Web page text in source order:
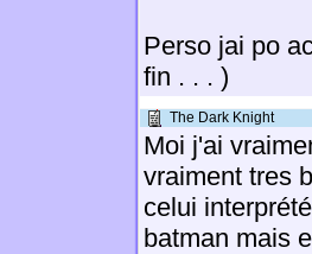
Perso jai po
fin . . . )
The Dark Knight
Moi j'ai
vraiment tres
celui
batman mais